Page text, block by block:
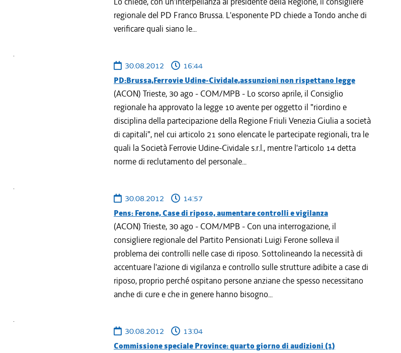
regionale del PD Franco Brussa. L'esponente PD chiede a Tondo anche di
verificare quali siano le...
30.08.2012 16:44
PD:Brussa,Ferrovie Udine-Cividale,assunzioni non rispettano legge
(ACON) Trieste, 30 ago - COM/MPB - Lo scorso aprile, il Consiglio
regionale ha approvato la legge 10 avente per oggetto il "riordino e
disciplina della partecipazione della Regione Friuli Venezia Giulia a società
di capitali", nel cui articolo 21 sono elencate le partecipate regionali, tra le
quali la Società Ferrovie Udine-Cividale s.r.l., mentre l'articolo 14 detta
norme di reclutamento del personale...
30.08.2012 14:57
Pens: Ferone, Case di riposo, aumentare controlli e vigilanza
(ACON) Trieste, 30 ago - COM/MPB - Con una interrogazione, il
consigliere regionale del Partito Pensionati Luigi Ferone solleva il
problema dei controlli nelle case di riposo. Sottolineando la necessità di
accentuare l'azione di vigilanza e controllo sulle strutture adibite a case di
riposo, proprio perché ospitano persone anziane che spesso necessitano
anche di cure e che in genere hanno bisogno...
30.08.2012 13:04
Commissione speciale Province: quarto giorno di audizioni (1)